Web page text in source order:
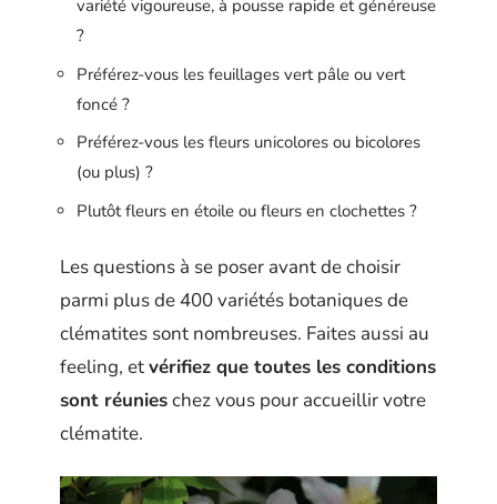
variété vigoureuse, à pousse rapide et généreuse
?
Préférez-vous les feuillages vert pâle ou vert
foncé ?
Préférez-vous les fleurs unicolores ou bicolores
(ou plus) ?
Plutôt fleurs en étoile ou fleurs en clochettes ?
Les questions à se poser avant de choisir
parmi plus de 400 variétés botaniques de
clématites sont nombreuses. Faites aussi au
feeling, etvérifiez que toutes les conditions
sont réunieschez vous pour accueillir votre
clématite.